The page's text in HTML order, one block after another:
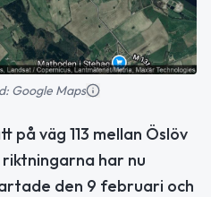
Google Maps
på väg 113 mellan Öslöv
har nu
den 9 februari och